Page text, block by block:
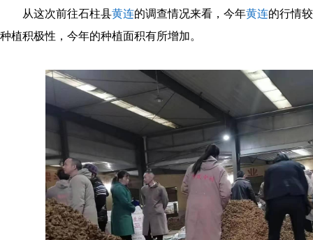
从这次前往石柱县黄连的调查情况来看，今年黄连的行情
种植积极性，今年的种植面积有所增加。